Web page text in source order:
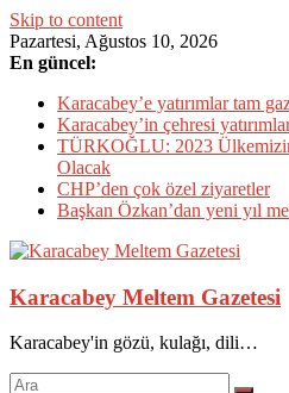
Skip to content
Pazartesi, Ağustos 10, 2026
En güncel:
Karacabey’e yatırımlar tam
Karacabey’in çehresi
TÜRKOĞLU: 2023
Olacak
CHP’den çok özel ziyaretler
Başkan Özkan’dan yeni yıl
Karacabey Meltem Gazetesi
Karacabey'in gözü, kulağı, dili…